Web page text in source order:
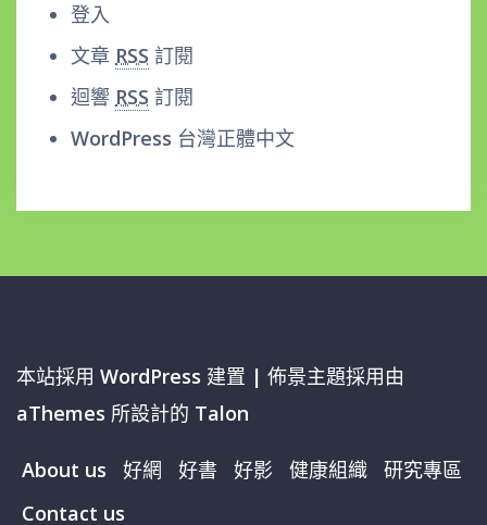
登入
文章 RSS 訂閱
迴響 RSS 訂閱
WordPress 台灣正體中文
本站採用 WordPress 建置 | 佈景主題採用由
aThemes 所設計的 Talon
About us 好網 好書 好影 健康組織
研究專區
Contact us